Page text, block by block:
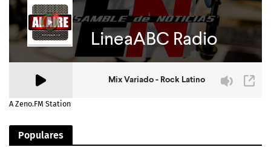
A Zeno.FM Station
Populares